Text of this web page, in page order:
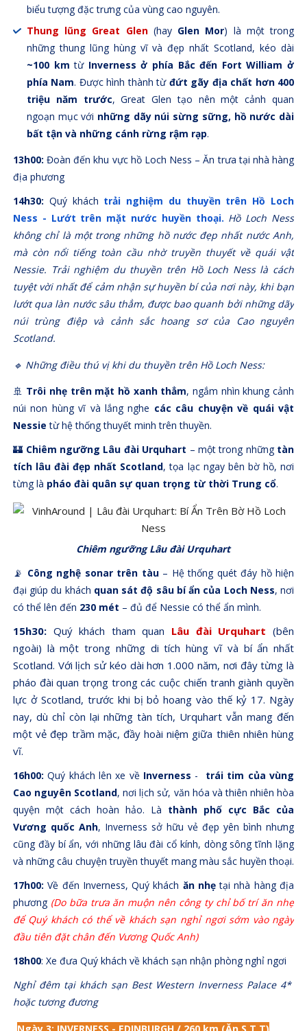
biểu tượng đặc trưng của vùng cao nguyên.
Thung lũng Great Glen(hay Glen Mor) là một trong
những thung lũng hùng vĩ và đẹp nhất Scotland, kéo dài
~100 km từ Inverness ở phía Bắc đến Fort William ở
phía Nam. Được hình thành từ đứt gãy địa chất hơn 400
triệu năm trước, Great Glen tạo nên một cảnh quan
ngoạn mục với những dãy núi sừng sững, hồ nước dài
bất tận và những cánh rừng rậm rạp.
13h00: Đoàn đến khu vực hồ Loch Ness – Ăn trưa tại nhà hàng
địa phương
14h30: Quý khách trải nghiệm du thuyền trên Hồ Loch
Ness - Lướt trên mặt nước huyền thoại. Hồ Loch Ness
không chỉ là một trong những hồ nước đẹp nhất nước Anh,
mà còn nổi tiếng toàn cầu nhờ truyền thuyết về quái vật
Nessie. Trải nghiệm du thuyền trên Hồ Loch Ness là cách
tuyệt vời nhất để cảm nhận sự huyền bí của nơi này, khi bạn
lướt qua làn nước sâu thẳm, được bao quanh bởi những dãy
núi trùng điệp và cảnh sắc hoang sơ của Cao nguyên
Scotland.
🔹 Những điều thú vị khi du thuyền trên Hồ Loch Ness:
🚢 Trôi nhẹ trên mặt hồ xanh thẳm, ngắm nhìn khung cảnh
núi non hùng vĩ và lắng nghe các câu chuyện về quái vật
Nessie từ hệ thống thuyết minh trên thuyền.
🏰 Chiêm ngưỡng Lâu đài Urquhart – một trong những tàn
tích lâu đài đẹp nhất Scotland, tọa lạc ngay bên bờ hồ, nơi
từng là pháo đài quân sự quan trọng từ thời Trung cổ.
Chiêm ngưỡng Lâu đài Urquhart
📡 Công nghệ sonar trên tàu– Hệ thống quét đáy hồ hiện
đại giúp du khách quan sát độ sâu bí ẩn của Loch Ness, nơi
có thể lên đến 230 mét – đủ để Nessie có thể ẩn mình.
15h30:Quý khách tham quan Lâu đài Urquhart (bên
ngoài) là một trong những di tích hùng vĩ và bí ẩn nhất
Scotland. Với lịch sử kéo dài hơn 1.000 năm, nơi đây từng là
pháo đài quan trọng trong các cuộc chiến tranh giành quyền
lực ở Scotland, trước khi bị bỏ hoang vào thế kỷ 17. Ngày
nay, dù chỉ còn lại những tàn tích, Urquhart vẫn mang đến
một vẻ đẹp trầm mặc, đầy hoài niệm giữa thiên nhiên hùng
vĩ.
16h00: Quý khách lên xe vềInverness - trái tim của vùng
Cao nguyên Scotland, nơi lịch sử, văn hóa và thiên nhiên hòa
quyện một cách hoàn hảo. Là thành phố cực Bắc của
Vương quốc Anh, Inverness sở hữu vẻ đẹp yên bình nhưng
cũng đầy bí ẩn, với những lâu đài cổ kính, dòng sông tĩnh lặng
và những câu chuyện truyền thuyết mang màu sắc huyền thoại.
17h00:Về đến Inverness, Quý khách ăn nhẹtại nhà hàng địa
phương (Do bữa trưa ăn muộn nên công ty chỉ bố trí ăn nhẹ
để Quý khách có thể về khách sạn nghỉ ngơi sớm vào ngày
đầu tiên đặt chân đến Vương Quốc Anh)
18h00: Xe đưa Quý khách về khách sạn nhận phòng nghỉ ngơi
Nghỉ đêm tại khách sạn Best Western Inverness Palace 4*
hoặc tương đương